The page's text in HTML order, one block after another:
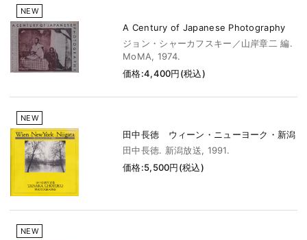
NEW
A Century of Japanese Photography
ジョン・シャーカフスキー／山岸章二 編.
MoMA, 1974.
価格:4,400円(税込)
NEW
田中長徳 ウィーン・ニューヨーク・新潟
田中長徳. 新潟放送, 1991.
価格:5,500円(税込)
NEW